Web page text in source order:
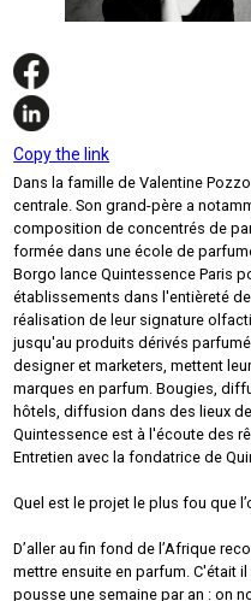
Copy the link
Dans la famille de Valentine
centrale. Son grand-père a
composition de concentrés de
formée dans une école de
Borgo lance Quintessence Paris
établissements dans l'entièreté
réalisation de leur signature
jusqu'au produits dérivés
designer et marketers, mettent
marques en parfum. Bougies,
hôtels, diffusion dans des lieux
Quintessence est à l'écoute des
Entretien avec la fondatrice de
Quel est le projet le plus fou que
D’aller au fin fond de l’Afrique
mettre ensuite en parfum. C'était
pousse une semaine par an : on